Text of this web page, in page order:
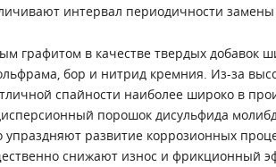
интервал периодичности
графитом в качестве твердых добавок
бор и нитрид кремния. Из-за
спайности наиболее широко в
порошок дисульфида
развитие коррозионных
снижают износ и фрикционный